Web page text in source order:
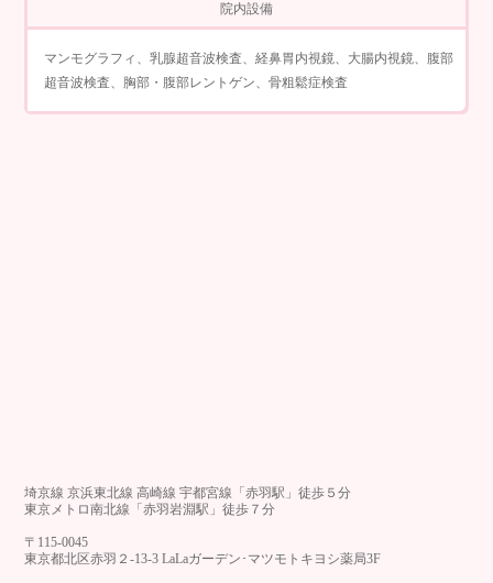
院内設備
マンモグラフィ、乳腺超音波検査、経鼻胃内視鏡、大腸内視鏡、腹部
超音波検査、胸部・腹部レントゲン、骨粗鬆症検査
埼京線 京浜東北線 高崎線 宇都宮線「赤羽駅」徒歩５分
東京メトロ南北線「赤羽岩淵駅」徒歩７分
〒115-0045
東京都北区赤羽２-13-3 LaLaガーデン･マツモトキヨシ薬局3F